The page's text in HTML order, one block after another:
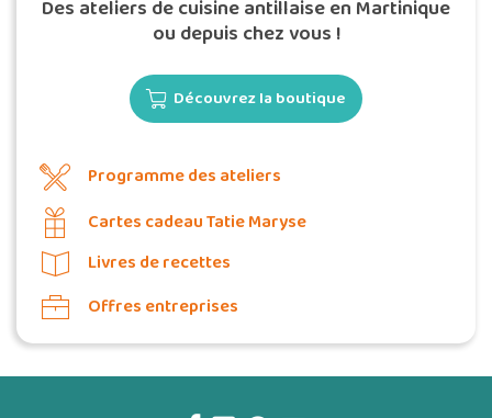
Des ateliers de cuisine antillaise en Martinique
ou depuis chez vous !
Découvrez la boutique
Programme des ateliers
Cartes cadeau Tatie Maryse
Livres de recettes
Offres entreprises